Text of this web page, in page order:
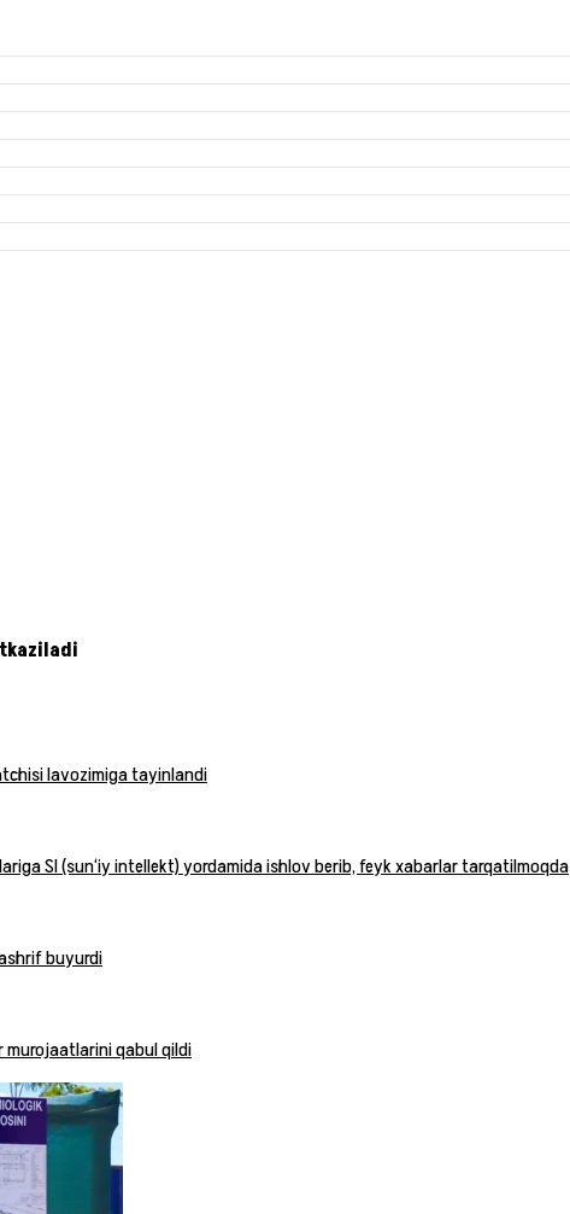
lavozimiga tayinlandi
SI (sun‘iy intellekt) yordamida ishlov berib, feyk xabarlar tarqatilmoqda
buyurdi
murojaatlarini qabul qildi